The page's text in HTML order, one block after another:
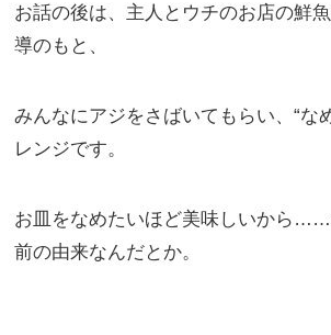
お話の後は、主人とウチのお店の鮮
導のもと、
みんなにアジをさばいてもらい、“な
レンジです。
お皿をなめたいほど美味しいから……
前の由来なんだとか。